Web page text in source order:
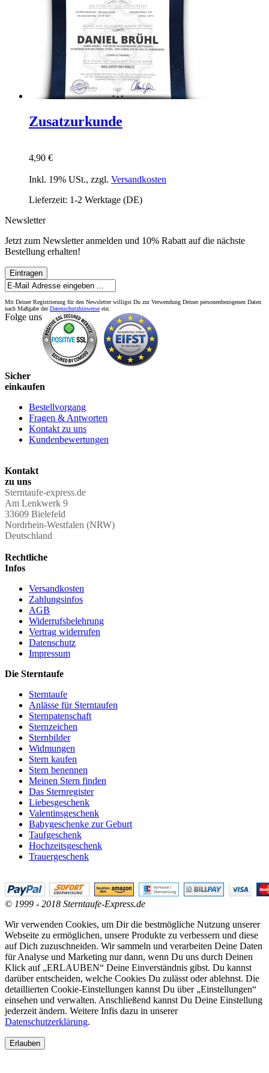
Zusatzurkunde
4,90 €
Inkl. 19% USt., zzgl. Versandkosten
Lieferzeit: 1-2 Werktage (DE)
Newsletter
Jetzt zum Newsletter anmelden und 10% Rabatt auf die nächste
Bestellung erhalten!
Eintragen
Mit Deiner Registrierung für den Newsletter willigst Du zur Verwendung Deiner personenbezogenen Daten
nach Maßgabe derDatenschutzhinweise ein.
Folge uns
Sicher
einkaufen
Bestellvorgang
Fragen & Antworten
Kontakt zu uns
Kundenbewertungen
Kontakt
zu uns
Sterntaufe-express.de
Am Lenkwerk 9
33609 Bielefeld
Nordrhein-Westfalen (NRW)
Deutschland
Rechtliche
Infos
Versandkosten
Zahlungsinfos
AGB
Widerrufsbelehrung
Vertrag widerrufen
Datenschutz
Impressum
Die Sterntaufe
Sterntaufe
Anlässe für Sterntaufen
Sternpatenschaft
Sternzeichen
Sternbilder
Widmungen
Stern kaufen
Stern benennen
Meinen Stern finden
Das Sternregister
Liebesgeschenk
Valentinsgeschenk
Babygeschenke zur Geburt
Taufgeschenk
Hochzeitsgeschenk
Trauergeschenk
© 1999 - 2018 Sterntaufe-Express.de
Wir verwenden Cookies, um Dir die bestmögliche Nutzung unserer
Webseite zu ermöglichen, unsere Produkte zu verbessern und diese
auf Dich zuzuschneiden. Wir sammeln und verarbeiten Deine Daten
für Analyse und Marketing nur dann, wenn Du uns durch Deinen
Klick auf „ERLAUBEN“ Deine Einverständnis gibst. Du kannst
darüber entscheiden, welche Cookies Du zulässt oder ablehnst. Die
detaillierten Cookie-Einstellungen kannst Du über „Einstellungen“
einsehen und verwalten. Anschließend kannst Du Deine Einstellung
jederzeit ändern. Weitere Infis dazu in unserer
Datenschutzerklärung.
Erlauben